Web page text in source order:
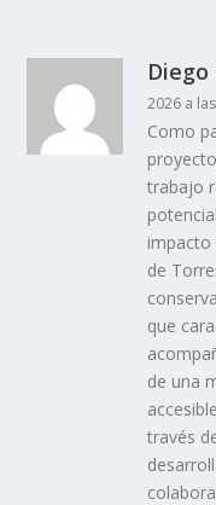
2026 a
Como
trabajo
impacto
de
que
de una
través